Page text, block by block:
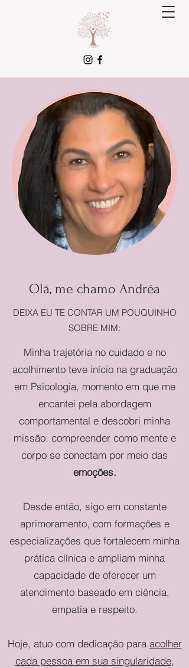
Olá, me chamo Andréa
DEIXA EU TE CONTAR UM POUQUINHO
SOBRE MIM:
Minha trajetória no cuidado e no
acolhimento teve início na graduação
em Psicologia, momento em que me
encantei pela abordagem
comportamental e descobri minha
missão: compreender como mente e
corpo se conectam por meio das
emoções.
Desde então, sigo em constante
aprimoramento, com formações e
especializações que fortalecem minha
prática clínica e ampliam minha
capacidade de oferecer um
atendimento baseado em ciência,
empatia e respeito.
Hoje, atuo com dedicação para acolher
cada pessoa em sua singularidade,